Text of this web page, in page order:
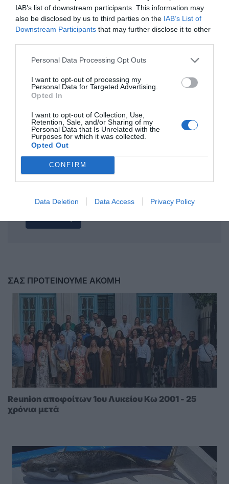
IAB’s list of downstream participants. This information may
also be disclosed by us to third parties on the IAB’s List of
Downstream Participants that may further disclose it to other
Personal Data Processing Opt Outs
I want to opt-out of processing my
Personal Data for Targeted Advertising.
Opted In
I want to opt-out of Collection, Use,
Retention, Sale, and/or Sharing of my
Personal Data that Is Unrelated with the
Purposes for which it was collected.
Opted Out
CONFIRM
Data Deletion Data Access Privacy Policy
ΤΙΤΛΟΣ
ΣΑΣ ΠΡΟΤΕΙΝΟΥΜΕ ΑΚΟΜΗ
Reunion αποφοίτων 1ου Λυκείου Κω 2001 - 25
χρόνια μετά